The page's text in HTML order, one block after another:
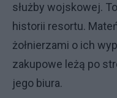
służby wojskowej.
historii resortu.
żołnierzami o ich
zakupowe leżą po
jego biura.